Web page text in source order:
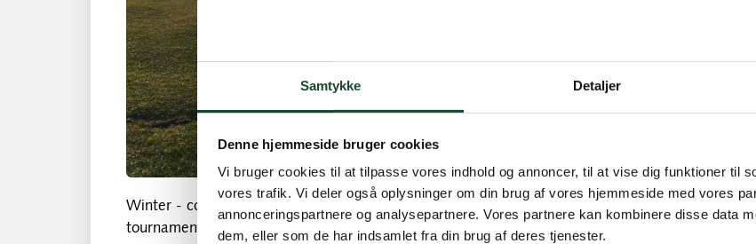
Samtykke Detaljer
Denne hjemmeside bruger cookies
Vi bruger cookies til at tilpasse vores indhold og annoncer, til at vise dig funktioner til
vores trafik. Vi deler også oplysninger om din brug af vores hjemmeside med vores
annonceringspartnere og analysepartnere. Vores partnere kan kombinere disse data
dem, eller som de har indsamlet fra din brug af deres tjenester.
Winter - coziness - Golf 6 December is unfortunately cancelled due to the Birthday Banko
tournament.